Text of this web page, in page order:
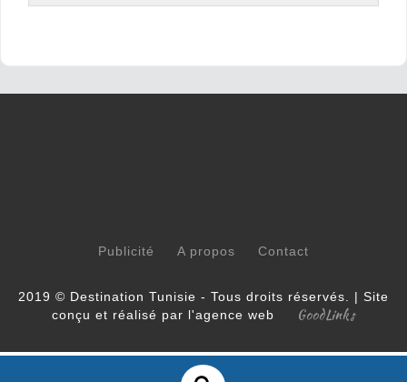
Publicité A propos Contact
2019 © Destination Tunisie - Tous droits réservés. | Site
conçu et réalisé par l'agence web
GoodLinks